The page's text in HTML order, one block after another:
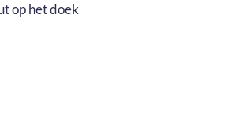
op het doek